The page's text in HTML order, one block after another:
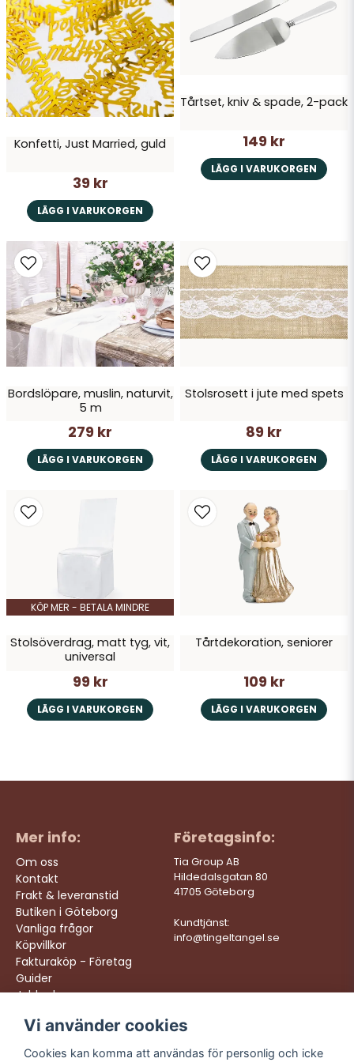
Skicka fråga
Konfetti, Just Married, guld
39 kr
LÄGG I VARUKORGEN
Tårtset, kniv & spade, 2-pack
149 kr
LÄGG I VARUKORGEN
Bordslöpare, muslin, naturvit,
5 m
279 kr
LÄGG I VARUKORGEN
Stolsrosett i jute med spets
89 kr
LÄGG I VARUKORGEN
KÖP MER - BETALA MINDRE
Stolsöverdrag, matt tyg, vit,
universal
99 kr
LÄGG I VARUKORGEN
Tårtdekoration, seniorer
109 kr
LÄGG I VARUKORGEN
Mer info:
Om oss
Kontakt
Frakt & leveranstid
Butiken i Göteborg
Vanliga frågor
Köpvillkor
Fakturaköp - Företag
Guider
Jobba hos oss
Företagsinfo:
Tia Group AB
Hildedalsgatan 80
41705 Göteborg
Kundtjänst:
info@tingeltangel.se
Följ oss:
Instagram
Vi levererar:
Snabba leveranser
Vi använder cookies
Cookies kan komma att användas för personlig och icke